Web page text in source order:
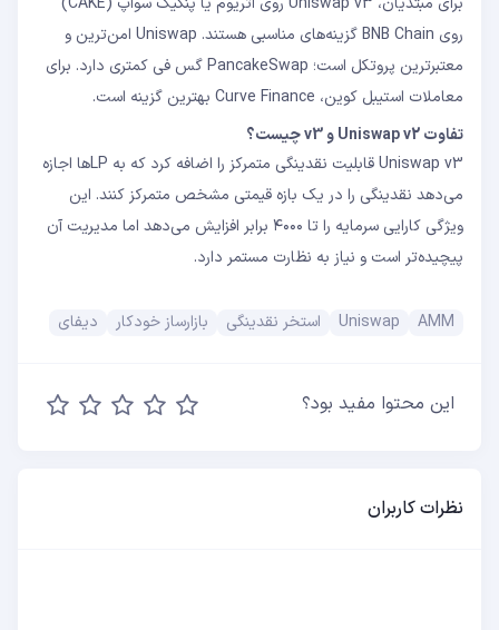
روی BNB Chain گزینه‌های مناسبی هستند. Uniswap امن‌ترین و
معتبرترین پروتکل است؛ PancakeSwap گس فی کمتری دارد. برای
معاملات استیبل‌ کوین، Curve Finance بهترین گزینه است.
تفاوت Uniswap v2 و v3 چیست؟
Uniswap v3 قابلیت نقدینگی متمرکز را اضافه کرد که به LP‌ها اجازه
می‌دهد نقدینگی را در یک بازه قیمتی مشخص متمرکز کنند. این
ویژگی کارایی سرمایه را تا ۴۰۰۰ برابر افزایش می‌دهد اما مدیریت آن
پیچیده‌تر است و نیاز به نظارت مستمر دارد.
AMM
Uniswap استخر نقدینگی بازارساز خودکار دیفای
این محتوا مفید بود؟
نظرات کاربران